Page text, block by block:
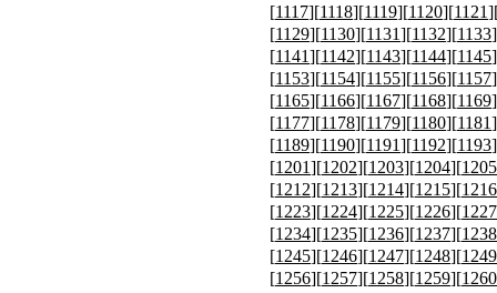
[1117][1118][1119][1120][1121
[1129][1130][1131][1132][1133
[1141][1142][1143][1144][1145
[1153][1154][1155][1156][1157
[1165][1166][1167][1168][1169
[1177][1178][1179][1180][1181
[1189][1190][1191][1192][1193
[1201][1202][1203][1204][1205
[1212][1213][1214][1215][1216
[1223][1224][1225][1226][1227
[1234][1235][1236][1237][1238
[1245][1246][1247][1248][1249
[1256][1257][1258][1259][1260